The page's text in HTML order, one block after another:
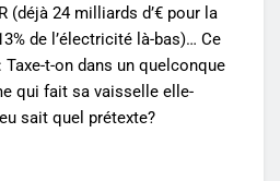
(déjà 24 milliards d’€ pour la
de l’électricité là-bas)… Ce
t-on dans un quelconque
qui fait sa vaisselle elle-
sait quel prétexte?